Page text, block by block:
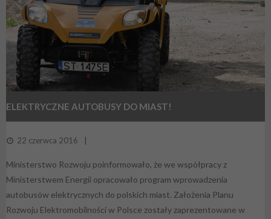
ELEKTRYCZNE AUTOBUSY DO MIAST!
22 czerwca 2016
Ministerstwo Rozwoju poinformowało, że we współpracy z
Ministerstwem Energii opracowało program wprowadzenia
autobusów elektrycznych do polskich miast. Założenia Planu
Rozwoju Elektromobilności w Polsce zostały zaprezentowane w